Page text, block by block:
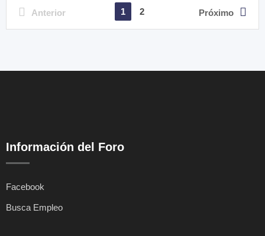
Anterior 1 2 Próximo
Información del Foro
Facebook
Busca Empleo